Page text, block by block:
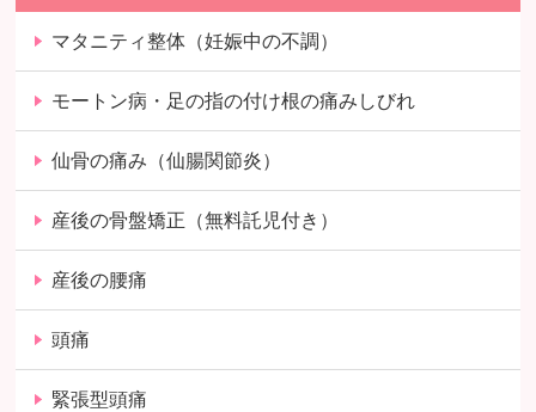
マタニティ整体（妊娠中の不調）
モートン病・足の指の付け根の痛みしびれ
仙骨の痛み（仙腸関節炎）
産後の骨盤矯正（無料託児付き）
産後の腰痛
頭痛
緊張型頭痛